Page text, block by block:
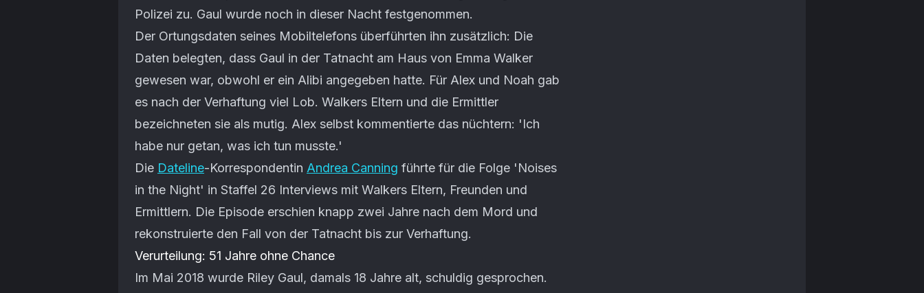
Polizei zu. Gaul wurde noch in dieser Nacht festgenommen.
Der Ortungsdaten seines Mobiltelefons überführten ihn zusätzlich: Die
Daten belegten, dass Gaul in der Tatnacht am Haus von Emma Walker
gewesen war, obwohl er ein Alibi angegeben hatte. Für Alex und Noah gab
es nach der Verhaftung viel Lob. Walkers Eltern und die Ermittler
bezeichneten sie als mutig. Alex selbst kommentierte das nüchtern: 'Ich
habe nur getan, was ich tun musste.'
Die Dateline-Korrespondentin Andrea Canning führte für die Folge 'Noises
in the Night' in Staffel 26 Interviews mit Walkers Eltern, Freunden und
Ermittlern. Die Episode erschien knapp zwei Jahre nach dem Mord und
rekonstruierte den Fall von der Tatnacht bis zur Verhaftung.
Verurteilung: 51 Jahre ohne Chance
Im Mai 2018 wurde Riley Gaul, damals 18 Jahre alt, schuldig gesprochen.